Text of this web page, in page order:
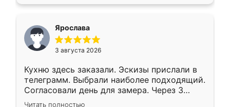
Ярослава
3 августа 2026
Кухню здесь заказали. Эскизы прислали в
телеграмм. Выбрали наиболее подходящий.
Согласовали день для замера. Через 3
недели кухня была уже готова. Остались
Читать полностью